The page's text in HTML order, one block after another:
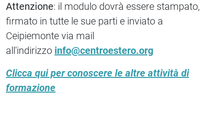
Attenzione: il modulo dovrà essere stampato,
firmato in tutte le sue parti e inviato a
Ceipiemonte via mail
all'indirizzo info@centroestero.org
Clicca qui per conoscere le altre attività di
formazione